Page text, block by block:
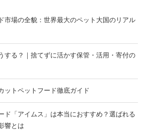
市場の全貌：世界最大のペット大国のリアル
する？｜捨てずに活かす保管・活用・寄付の
ットペットフード徹底ガイド
ド「アイムス」は本当におすすめ？選ばれる
響とは